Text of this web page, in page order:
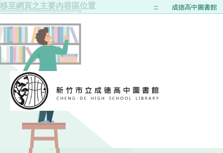
移至網頁之主要內容區位置 ::: 成德高中圖書館